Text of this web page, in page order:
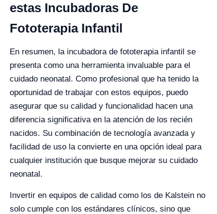
estas Incubadoras De
Fototerapia Infantil
En resumen, la incubadora de fototerapia infantil se
presenta como una herramienta invaluable para el
cuidado neonatal. Como profesional que ha tenido la
oportunidad de trabajar con estos equipos, puedo
asegurar que su calidad y funcionalidad hacen una
diferencia significativa en la atención de los recién
nacidos. Su combinación de tecnología avanzada y
facilidad de uso la convierte en una opción ideal para
cualquier institución que busque mejorar su cuidado
neonatal.
Invertir en equipos de calidad como los de Kalstein no
solo cumple con los estándares clínicos, sino que